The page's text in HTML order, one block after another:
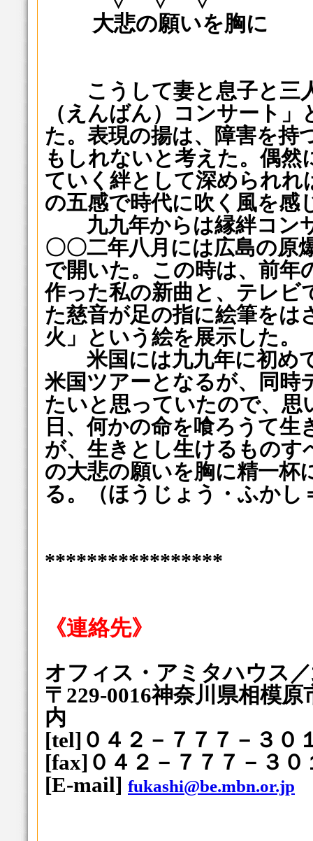
大悲の願いを胸に
こうして妻と息子と三
（えんばん）コンサート
た。表現の揚は、障害を持
もしれないと考えた。偶
ていく絆として深められれ
の五感で時代に吹く風を感
九九年からは縁絆コン
〇〇二年八月には広島の原
で開いた。この時は、前年
作った私の新曲と、テレビ
た慈音が足の指に絵筆をは
火」という絵を展示した。
米国には九九年に初め
米国ツアーとなるが、同時
たいと思っていたので、
日、何かの命を喰ろうて
が、生きとし生けるものす
の大悲の願いを胸に精一杯
る。（ほうじょう・ふかし
*****************
《連絡先》
オフィス・アミタハウス
〒229-0016神奈川県相模
内
[tel]０４２－７７７－３０
[fax]０４２－７７７－３０
[E-mail] fukashi@be.mbn.or.jp